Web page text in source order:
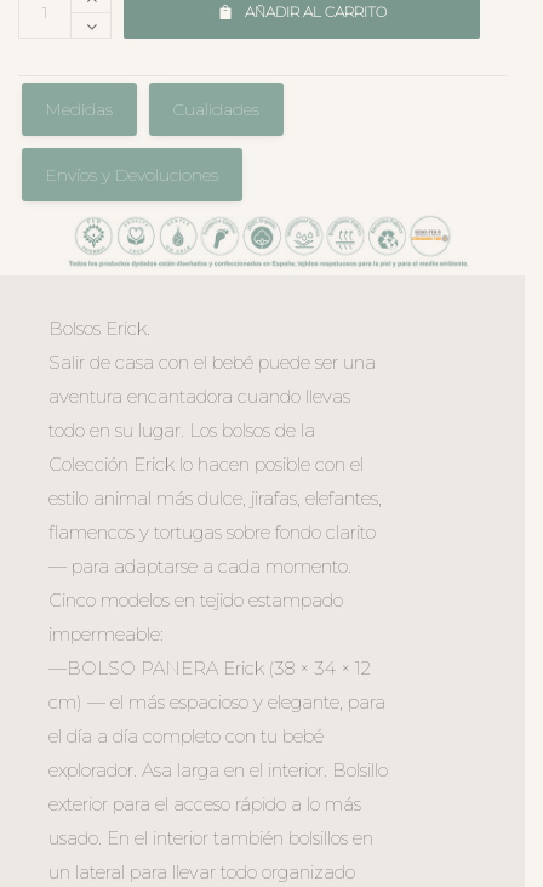
AÑADIR AL CARRITO
Medidas Cualidades
Envíos y Devoluciones
Bolsos Erick.
Salir de casa con el bebé puede ser una
aventura encantadora cuando llevas
todo en su lugar. Los bolsos de la
Colección Erick lo hacen posible con el
estilo animal más dulce, jirafas, elefantes,
flamencos y tortugas sobre fondo clarito
— para adaptarse a cada momento.
Cinco modelos en tejido estampado
impermeable:
—BOLSO PANERA Erick (38 × 34 × 12
cm) — el más espacioso y elegante, para
el día a día completo con tu bebé
explorador. Asa larga en el interior. Bolsillo
exterior para el acceso rápido a lo más
usado. En el interior también bolsillos en
un lateral para llevar todo organizado